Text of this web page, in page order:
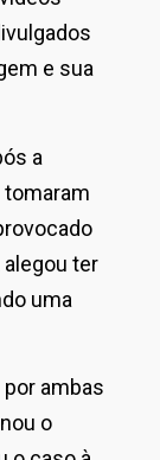
e sua
a
ter
uma
ambas
o